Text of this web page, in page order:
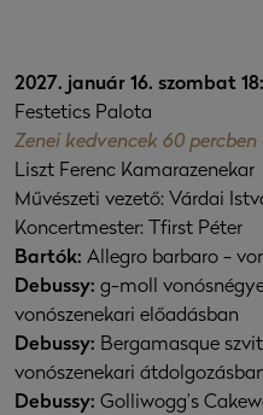
2027. január 16. szombat
Festetics Palota
Zenei kedvencek 60
Liszt Ferenc Kamarazenekar
Művészeti vezető: Várdai
Koncertmester: Tfirst Péter
Bartók: Allegro barbaro -
Debussy: g-moll
vonószenekari előadásban
Debussy: Bergamasque
vonószenekari
Debussy: Golliwogg’s